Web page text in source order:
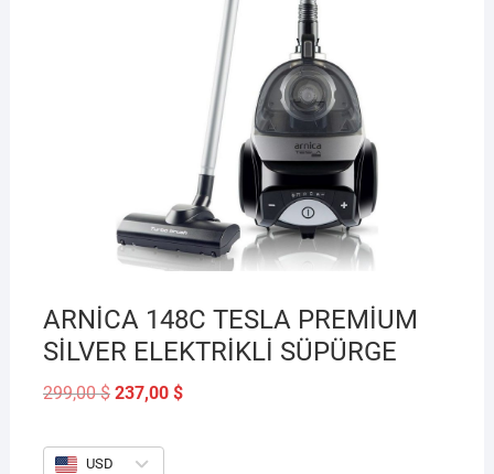
ARNİCA 148C TESLA PREMİUM
SİLVER ELEKTRİKLİ SÜPÜRGE
299,00$ Orijinal
fiyat:
237,00 $Şu
USD